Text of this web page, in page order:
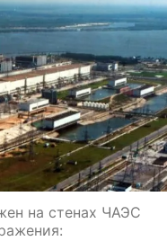
на стенах ЧАЭС